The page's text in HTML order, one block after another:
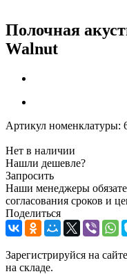
Полочная
Walnut
Артикул номенклатуры:
Нет в наличии
Нашли дешевле?
Запросить
Наши менеджеры
согласования сроков и
Поделиться
Зарегистрируйся на
на складе.